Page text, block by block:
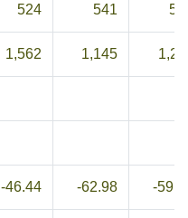
524 541
1,562 1,145
-46.44 -62.98 -